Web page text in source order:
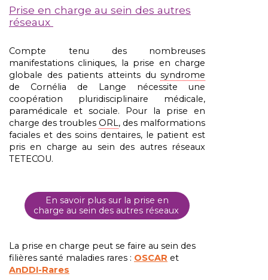
Prise en charge au sein des autres
réseaux
Compte tenu des nombreuses
manifestations cliniques, la prise en charge
globale des patients atteints dusyndrome
de Cornélia de Lange nécessite une
coopération pluridisciplinaire médicale,
paramédicale et sociale. Pour la prise en
charge des troubles ORL, des malformations
faciales et des soins dentaires, le patient est
pris en charge au sein des autres réseaux
TETECOU.
En savoir plus sur la prise en
charge au sein des autres réseaux
La prise en charge peut se faire au sein des
filières santé maladies rares : OSCAR et
AnDDI-Rares